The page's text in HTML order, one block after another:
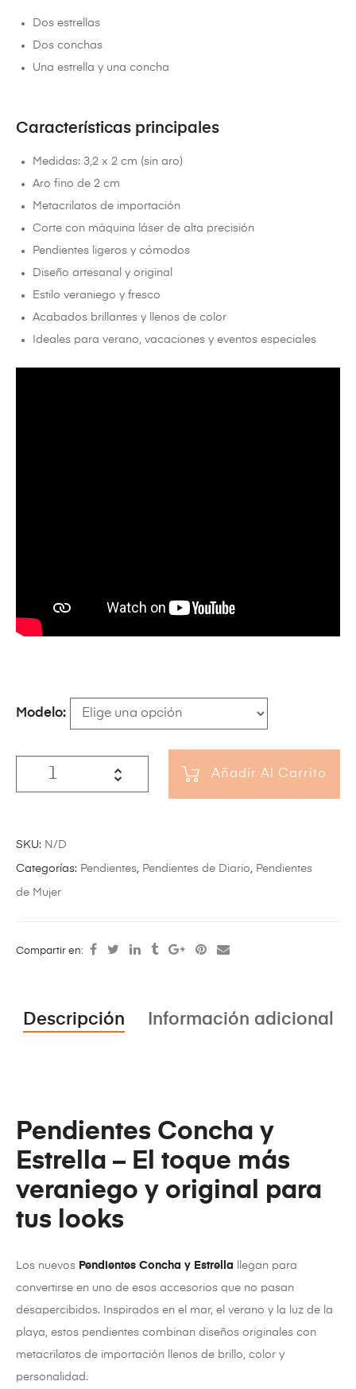
Dos estrellas
Dos conchas
Una estrella y una concha
Características principales
Medidas: 3,2 x 2 cm (sin aro)
Aro fino de 2 cm
Metacrilatos de importación
Corte con máquina láser de alta precisión
Pendientes ligeros y cómodos
Diseño artesanal y original
Estilo veraniego y fresco
Acabados brillantes y llenos de color
Ideales para verano, vacaciones y eventos especiales
Modelo
Añadir Al Carrito
SKU: N/D
Categorías: Pendientes, Pendientes de Diario, Pendientes
de Mujer
Compartir en:
Descripción Información adicional
Pendientes Concha y
Estrella – El toque más
veraniego y original para
tus looks
Los nuevos Pendientes Concha y Estrella llegan para
convertirse en uno de esos accesorios que no pasan
desapercibidos. Inspirados en el mar, el verano y la luz de la
playa, estos pendientes combinan diseños originales con
metacrilatos de importación llenos de brillo, color y
personalidad.